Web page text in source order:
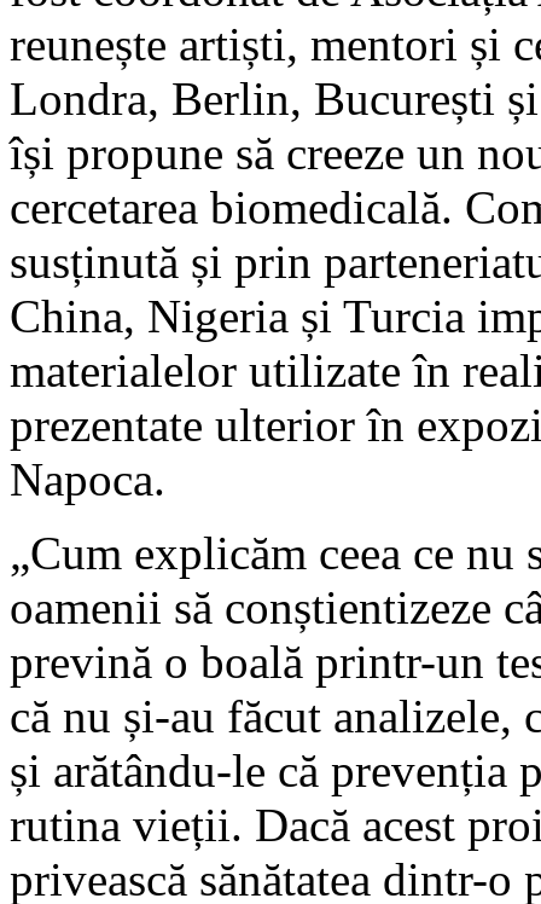
reunește artiști, mentori și
Londra, Berlin, București
își propune să creeze un
cercetarea biomedicală.
susținută și prin
China, Nigeria și Turcia
materialelor utilizate în
prezentate ulterior în
Napoca.
„Cum explicăm ceea ce nu
oamenii să conștientizeze
prevină o boală printr-un
că nu și-au făcut analizele,
și arătându-le că prevenția
rutina vieții. Dacă acest
privească sănătatea dintr-o